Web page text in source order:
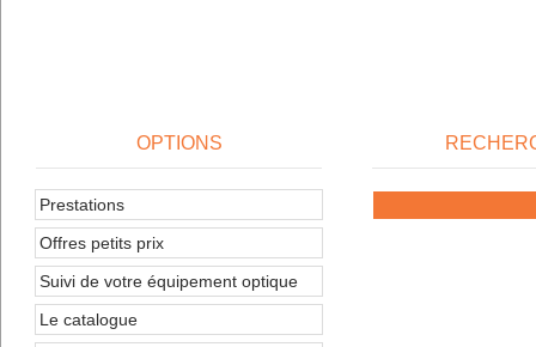
Prestations
Offres petits prix
Suivi de votre équipement optique
Le catalogue
OPTIONS